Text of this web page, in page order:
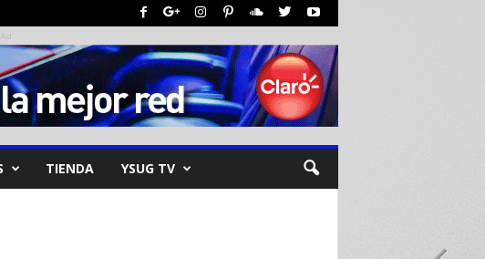
Ad
TIENDA YSUG TV